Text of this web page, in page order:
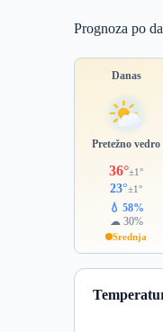
Prognoza po
Danas
Pretežno vedro
36°±1°
23°±1°
💧 58%
☁ 30%
Srednja